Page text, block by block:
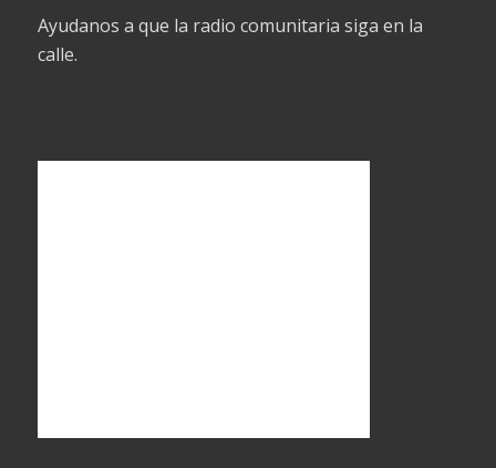
Ayudanos a que la radio comunitaria siga en la
calle.